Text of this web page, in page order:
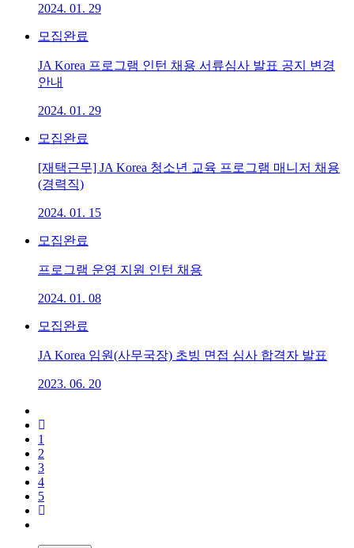
2024. 01. 29
모집완료
JA Korea 프로그램 인턴 채용 서류심사 발표 공지 변경
안내
2024. 01. 29
모집완료
[재택근무] JA Korea 청소년 교육 프로그램 매니저 채용
(경력직)
2024. 01. 15
모집완료
프로그램 운영 지원 인턴 채용
2024. 01. 08
모집완료
JA Korea 임원(사무국장) 초빙 면접 심사 합격자 발표
2023. 06. 20
1
2
3
4
5